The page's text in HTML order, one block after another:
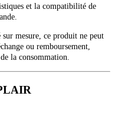
et la compatibilité de
mesure, ce produit ne peut
ou remboursement,
la consommation.